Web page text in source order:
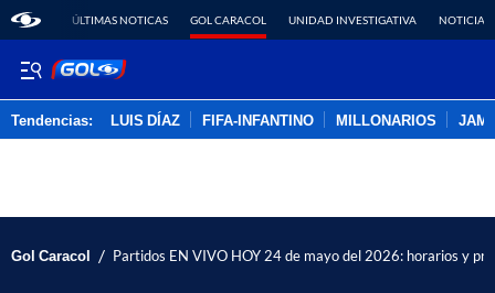
ÚLTIMAS NOTICAS GOL CARACOL UNIDAD INVESTIGATIVA NOTICIAS
Tendencias: LUIS DÍAZ FIFA-INFANTINO MILLONARIOS
Gol Caracol / Partidos EN VIVO HOY 24 de mayo del 2026: horarios y